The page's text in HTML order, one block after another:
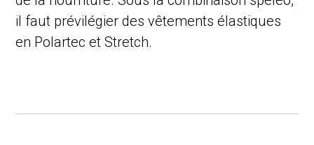
il faut prévilégier des vêtements élastiques
en Polartec et Stretch.